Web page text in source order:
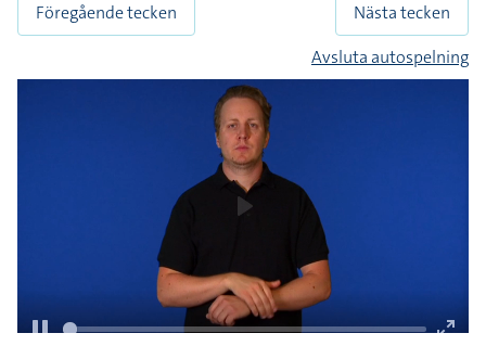
Föregående tecken
Nästa tecken
Avsluta autospelning